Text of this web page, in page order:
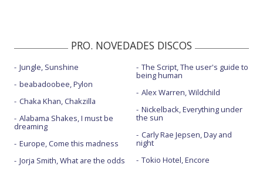
PRO. NOVEDADES DISCOS
Jungle, Sunshine
beabadoobee, Pylon
Chaka Khan, Chakzilla
Alabama Shakes, I must be
dreaming
Europe, Come this madness
Jorja Smith, What are the odds
The Script, The user's guide to
being human
Alex Warren, Wildchild
Nickelback, Everything under
the sun
Carly Rae Jepsen, Day and
night
Tokio Hotel, Encore